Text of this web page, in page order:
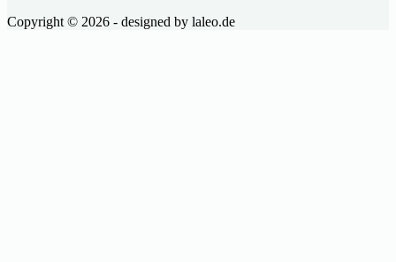
Copyright © 2026 - designed by laleo.de